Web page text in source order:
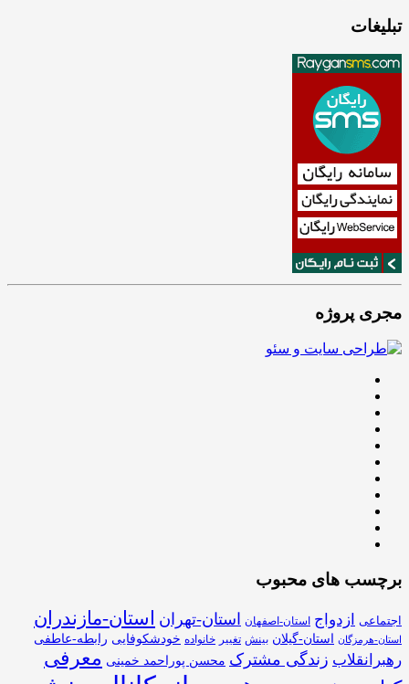
تبلیغات
مجری پروژه
برچسب های محبوب
اجتماعی ازدواج استان-اصفهان استان-تهران استان-مازندران
استان-هرمزگان استان-گیلان بینش تغییر خانواده خودشکوفایی رابطه-عاطفی
رهبرانقلاب زندگی مشترک محسن پوراحمد خمینی معرفی